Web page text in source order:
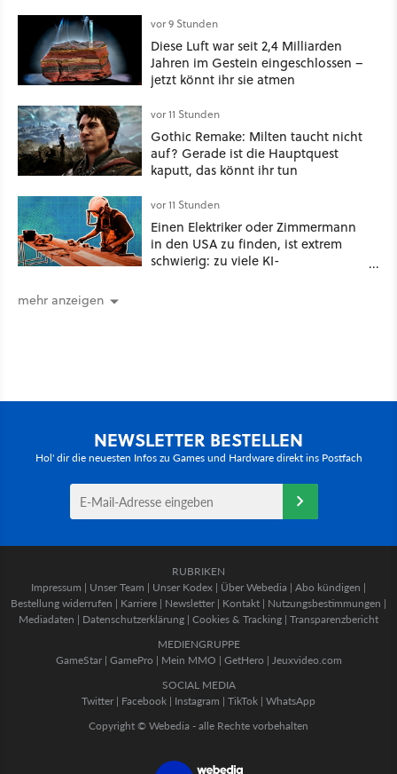
vor 9 Stunden
Diese Luft war seit 2,4 Milliarden
Jahren im Gestein eingeschlossen –
jetzt könnt ihr sie atmen
vor 11 Stunden
Gothic Remake: Milten taucht nicht
auf? Gerade ist die Hauptquest
kaputt, das könnt ihr tun
vor 11 Stunden
Einen Elektriker oder Zimmermann
in den USA zu finden, ist extrem
schwierig: zu viele KI-
mehr anzeigen
NEWSLETTER BESTELLEN
Hol' dir die neuesten Infos zu Games und Hardware direkt ins Postfach
RUBRIKEN
Impressum | Unser Team | Unser Kodex | Über Webedia | Abo kündigen |
Bestellung widerrufen | Karriere | Newsletter | Kontakt | Nutzungsbestimmungen |
Mediadaten | Datenschutzerklärung | Cookies & Tracking | Transparenzbericht
MEDIENGRUPPE
GameStar| GamePro | Mein MMO | GetHero | Jeuxvideo.com
SOCIAL MEDIA
Twitter | Facebook | Instagram | TikTok | WhatsApp
Copyright © Webedia - alle Rechte vorbehalten